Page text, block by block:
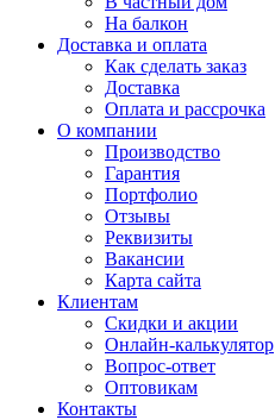
На балкон
Доставка и оплата
Как сделать заказ
Доставка
Оплата и рассрочка
О компании
Производство
Гарантия
Портфолио
Отзывы
Реквизиты
Вакансии
Карта сайта
Клиентам
Скидки и акции
Онлайн-калькулятор
Вопрос-ответ
Оптовикам
Контакты